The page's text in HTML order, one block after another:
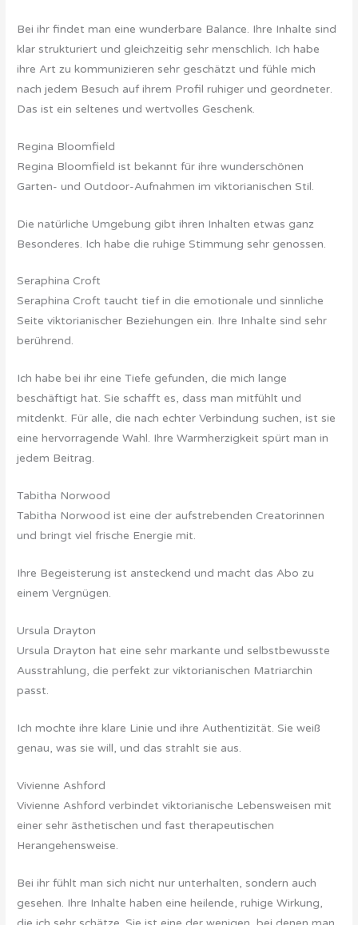
Bei ihr findet man eine wunderbare Balance. Ihre Inhalte sind
klar strukturiert und gleichzeitig sehr menschlich. Ich habe
ihre Art zu kommunizieren sehr geschätzt und fühle mich
nach jedem Besuch auf ihrem Profil ruhiger und geordneter.
Das ist ein seltenes und wertvolles Geschenk.
Regina Bloomfield
Regina Bloomfield ist bekannt für ihre wunderschönen
Garten- und Outdoor-Aufnahmen im viktorianischen Stil.
Die natürliche Umgebung gibt ihren Inhalten etwas ganz
Besonderes. Ich habe die ruhige Stimmung sehr genossen.
Seraphina Croft
Seraphina Croft taucht tief in die emotionale und sinnliche
Seite viktorianischer Beziehungen ein. Ihre Inhalte sind sehr
berührend.
Ich habe bei ihr eine Tiefe gefunden, die mich lange
beschäftigt hat. Sie schafft es, dass man mitfühlt und
mitdenkt. Für alle, die nach echter Verbindung suchen, ist sie
eine hervorragende Wahl. Ihre Warmherzigkeit spürt man in
jedem Beitrag.
Tabitha Norwood
Tabitha Norwood ist eine der aufstrebenden Creatorinnen
und bringt viel frische Energie mit.
Ihre Begeisterung ist ansteckend und macht das Abo zu
einem Vergnügen.
Ursula Drayton
Ursula Drayton hat eine sehr markante und selbstbewusste
Ausstrahlung, die perfekt zur viktorianischen Matriarchin
passt.
Ich mochte ihre klare Linie und ihre Authentizität. Sie weiß
genau, was sie will, und das strahlt sie aus.
Vivienne Ashford
Vivienne Ashford verbindet viktorianische Lebensweisen mit
einer sehr ästhetischen und fast therapeutischen
Herangehensweise.
Bei ihr fühlt man sich nicht nur unterhalten, sondern auch
gesehen. Ihre Inhalte haben eine heilende, ruhige Wirkung,